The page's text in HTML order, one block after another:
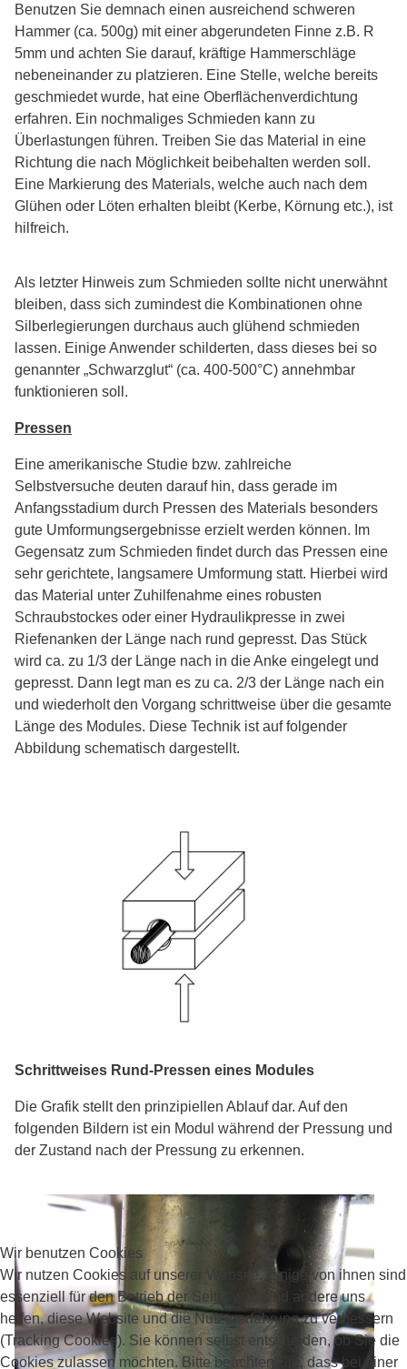
Benutzen Sie demnach einen ausreichend schweren
Hammer (ca. 500g) mit einer abgerundeten Finne z.B. R
5mm und achten Sie darauf, kräftige Hammerschläge
nebeneinander zu platzieren. Eine Stelle, welche bereits
geschmiedet wurde, hat eine Oberflächenverdichtung
erfahren. Ein nochmaliges Schmieden kann zu
Überlastungen führen. Treiben Sie das Material in eine
Richtung die nach Möglichkeit beibehalten werden soll.
Eine Markierung des Materials, welche auch nach dem
Glühen oder Löten erhalten bleibt (Kerbe, Körnung etc.), ist
hilfreich.
Als letzter Hinweis zum Schmieden sollte nicht unerwähnt
bleiben, dass sich zumindest die Kombinationen ohne
Silberlegierungen durchaus auch glühend schmieden
lassen. Einige Anwender schilderten, dass dieses bei so
genannter „Schwarzglut“ (ca. 400-500°C) annehmbar
funktionieren soll.
Pressen
Eine amerikanische Studie bzw. zahlreiche
Selbstversuche deuten darauf hin, dass gerade im
Anfangsstadium durch Pressen des Materials besonders
gute Umformungsergebnisse erzielt werden können. Im
Gegensatz zum Schmieden findet durch das Pressen eine
sehr gerichtete, langsamere Umformung statt. Hierbei wird
das Material unter Zuhilfenahme eines robusten
Schraubstockes oder einer Hydraulikpresse in zwei
Riefenanken der Länge nach rund gepresst. Das Stück
wird ca. zu 1/3 der Länge nach in die Anke eingelegt und
gepresst. Dann legt man es zu ca. 2/3 der Länge nach ein
und wiederholt den Vorgang schrittweise über die gesamte
Länge des Modules. Diese Technik ist auf folgender
Abbildung schematisch dargestellt.
Schrittweises Rund-Pressen eines Modules
Die Grafik stellt den prinzipiellen Ablauf dar. Auf den
folgenden Bildern ist ein Modul während der Pressung und
der Zustand nach der Pressung zu erkennen.
Wir benutzen Cookies
Wir nutzen Cookies auf unserer Website. Einige von ihnen sind
essenziell für den Betrieb der Seite, während andere uns
helfen, diese Website und die Nutzererfahrung zu verbessern
(Tracking Cookies). Sie können selbst entscheiden, ob Sie die
Cookies zulassen möchten. Bitte beachten Sie, dass bei einer